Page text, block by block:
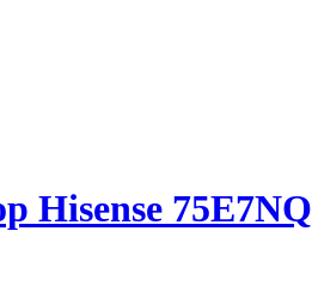
Hisense 75E7NQ